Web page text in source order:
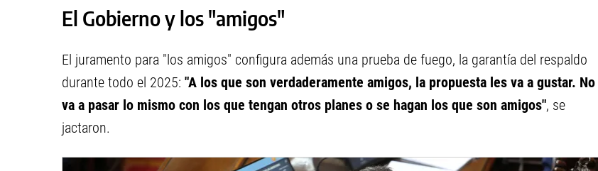
El Gobierno y los "amigos"
El juramento para "los amigos" configura además una prueba de fuego, la garantía del respaldo
durante todo el 2025: "A los que son verdaderamente amigos, la propuesta les va a gustar. No
va a pasar lo mismo con los que tengan otros planes o se hagan los que son amigos", se
jactaron.